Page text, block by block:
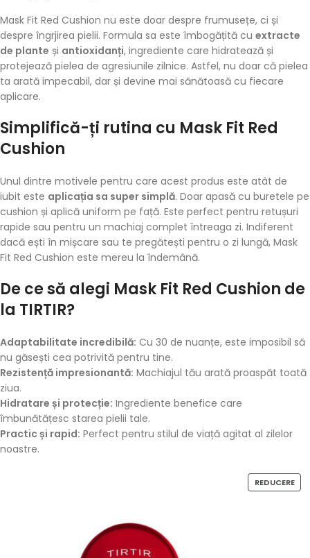
Mask Fit Red Cushion nu este doar despre frumusețe, ci și
despre îngrjirea pielii. Formula sa este îmbogățită cu extracte
de plante și antioxidanți, ingrediente care hidratează și
protejează pielea de agresiunile zilnice. Astfel, nu doar că pielea
ta arată impecabil, dar și devine mai sănătoasă cu fiecare
aplicare.
Simplifică-ți rutina cu Mask Fit Red
Cushion
Unul dintre motivele pentru care acest produs este atât de
iubit este aplicația sa super simplă. Doar apasă cu buretele pe
cushion și aplică uniform pe față. Este perfect pentru retușuri
rapide sau pentru un machiaj complet întreaga zi. Indiferent
dacă ești în mișcare sau te pregătești pentru o zi lungă, Mask
Fit Red Cushion este mereu la îndemână.
De ce să alegi Mask Fit Red Cushion de
la TIRTIR?
Adaptabilitate incredibilă: Cu 30 de nuanțe, este imposibil să
nu găsești cea potrivită pentru tine.
Rezistență impresionantă: Machiajul tău arată proaspăt toată
ziua.
Hidratare și protecție: Ingrediente benefice care
îmbunătățesc starea pielii tale.
Practic și rapid: Perfect pentru stilul de viață agitat al zilelor
noastre.
REDUCERE